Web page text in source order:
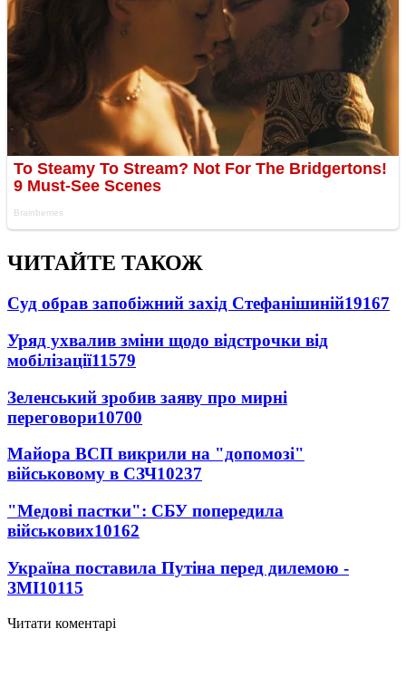
ЧИТАЙТЕ ТАКОЖ
Суд обрав запобіжний захід Стефанішиній19167
Уряд ухвалив зміни щодо відстрочки від
мобілізації11579
Зеленський зробив заяву про мирні
переговори10700
Майора ВСП викрили на "допомозі"
військовому в СЗЧ10237
"Медові пастки": СБУ попередила
військових10162
Україна поставила Путіна перед дилемою -
ЗМІ10115
Читати коментарі